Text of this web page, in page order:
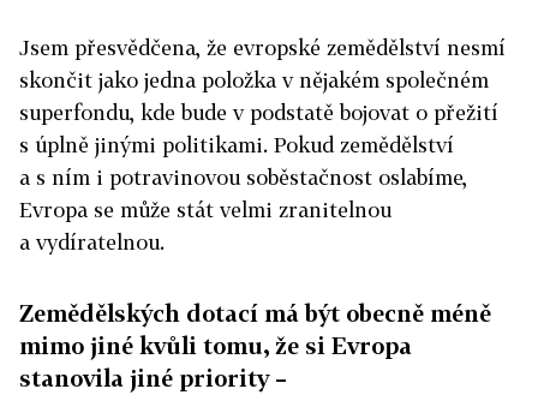
Jsem přesvědčena, že evropské zemědělství nesmí
skončit jako jedna položka v nějakém společném
superfondu, kde bude v podstatě bojovat o přežití
s úplně jinými politikami. Pokud zemědělství
a s ním i potravinovou soběstačnost oslabíme,
Evropa se může stát velmi zranitelnou
a vydíratelnou.
Zemědělských dotací má být obecně méně
mimo jiné kvůli tomu, že si Evropa
stanovila jiné priority –